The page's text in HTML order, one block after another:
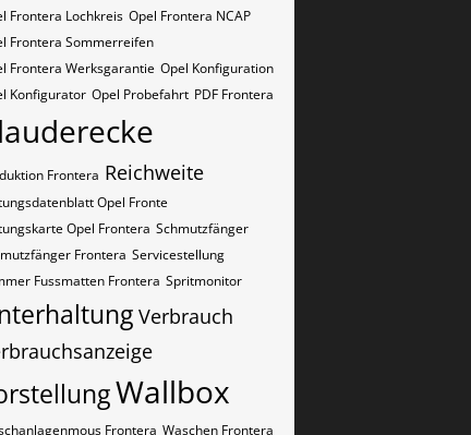
Frontera Lochkreis Opel Frontera NCAP
Frontera Sommerreifen
Frontera Werksgarantie Opel Konfiguration
Konfigurator Opel Probefahrt PDF Frontera
Frontera Reichweite
Opel Fronte
Opel Frontera Schmutzfänger
Frontera Servicestellung
Fussmatten Frontera Spritmonitor
Verbrauch
Wallbox
Frontera Waschen Frontera